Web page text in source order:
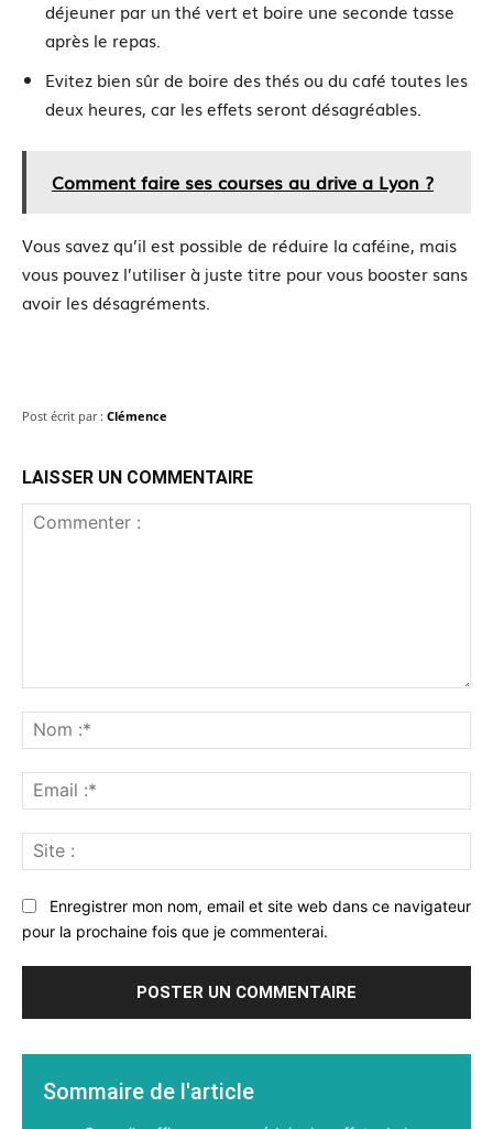
déjeuner par un thé vert et boire une seconde tasse
après le repas.
Evitez bien sûr de boire des thés ou du café toutes les
deux heures, car les effets seront désagréables.
Comment faire ses courses au drive a Lyon ?
Vous savez qu’il est possible de réduire la caféine, mais
vous pouvez l’utiliser à juste titre pour vous booster sans
avoir les désagréments.
Post écrit par : Clémence
LAISSER UN COMMENTAIRE
:*
:*
:
Enregistrer mon nom, email et site web dans ce navigateur
pour la prochaine fois que je commenterai.
Sommaire de l'article